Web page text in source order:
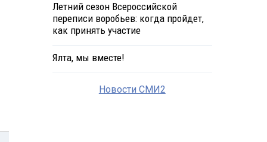
Летний сезон Всероссийской
переписи воробьев: когда пройдет,
как принять участие
Ялта, мы вместе!
Новости СМИ2